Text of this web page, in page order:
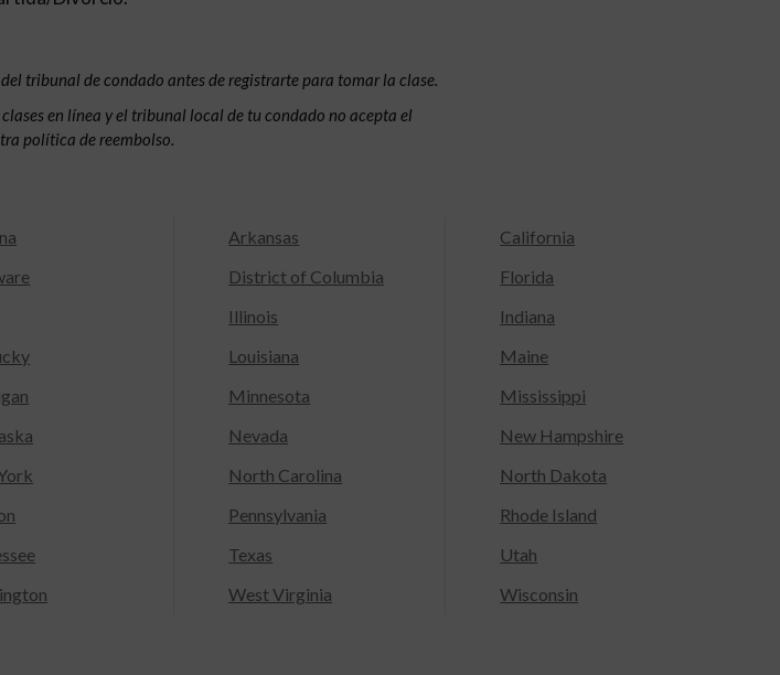
tribunal de condado antes de registrarte para tomar la clase.
clases en línea y el tribunal local de tu condado no acepta el
política de reembolso.
Arkansas
California
District of Columbia
Florida
Illinois
Indiana
Louisiana
Maine
Minnesota
Mississippi
Nevada
New Hampshire
North Carolina
North Dakota
Pennsylvania
Rhode Island
Texas
Utah
West Virginia
Wisconsin